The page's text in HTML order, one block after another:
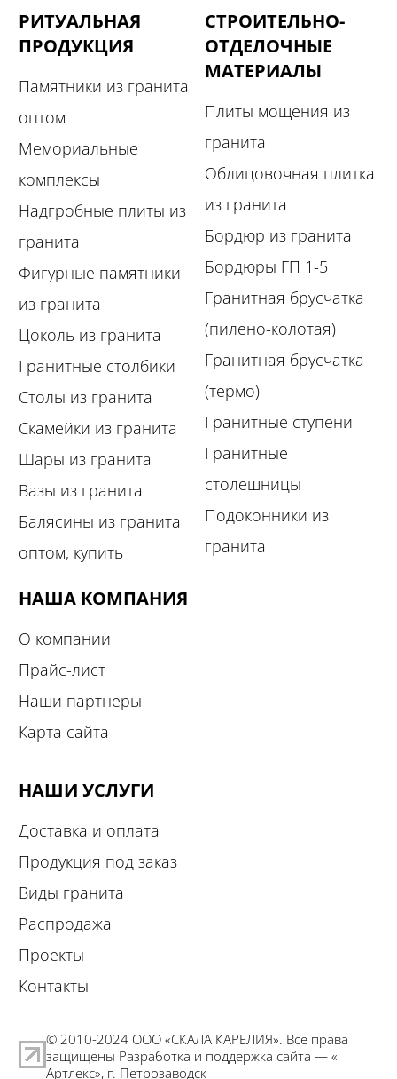
РИТУАЛЬНАЯ
ПРОДУКЦИЯ
Памятники из гранита
оптом
Мемориальные
комплексы
Надгробные плиты из
гранита
Фигурные памятники
из гранита
Цоколь из гранита
Гранитные столбики
Столы из гранита
Скамейки из гранита
Шары из гранита
Вазы из гранита
Балясины из гранита
оптом, купить
СТРОИТЕЛЬНО-
ОТДЕЛОЧНЫЕ
МАТЕРИАЛЫ
Плиты мощения из
гранита
Облицовочная плитка
из гранита
Бордюр из гранита
Бордюры ГП 1-5
Гранитная брусчатка
(пилено-колотая)
Гранитная брусчатка
(термо)
Гранитные ступени
Гранитные
столешницы
Подоконники из
гранита
НАША КОМПАНИЯ
О компании
Прайс-лист
Наши партнеры
Карта сайта
НАШИ УСЛУГИ
Доставка и оплата
Продукция под заказ
Виды гранита
Распродажа
Проекты
Контакты
© 2010-2024 ООО «СКАЛА КАРЕЛИЯ». Все права
защищены Разработка и поддержка сайта — «
Артлекс», г. Петрозаводск